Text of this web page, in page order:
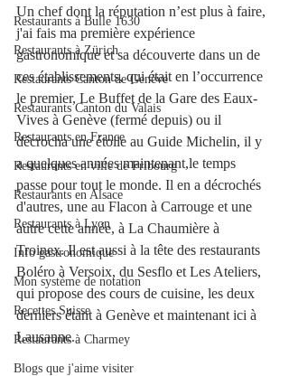
Restaurants à Bulle 1630
Restaurants à Zürich
Restaurants Canton de Genève
Restaurants Canton du Valais
Restaurants en France
Restaurants en ville de Fribourg
Restaurants en Alsace
Restaurants à Lyon
Info gastronomique
Mon système de notation
Recettes Suisse
Restaurants à Charmey
Blogs que j'aime visiter
Un chef dont la réputation n’est plus à faire,
j'ai fais ma première expérience
gastronomique et sa découverte dans un de
ces établissements, qui était en l’occurrence
le premier, Le Buffet de la Gare des Eaux-
Vives à Genève (fermé depuis) ou il
décrocha une étoile au Guide Michelin, il y
a quelques années maintenant,le temps
passe pour tout le monde. Il en a décrochés
d'autres, une au Flacon à Carrouge et une
autre cette année, à La Chaumière à
Troinex. Il est aussi à la tête des restaurants
Boléro à Versoix, du Sesflo et Les Ateliers,
qui propose des cours de cuisine, les deux
derniers étant à Genève et maintenant ici à
Lausanne.